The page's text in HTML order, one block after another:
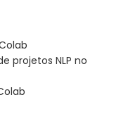
projetos NLP no